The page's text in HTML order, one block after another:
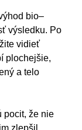
bio–
výsledku. Po
vidieť
plochejšie,
a telo
pocit, že nie
zlepšil